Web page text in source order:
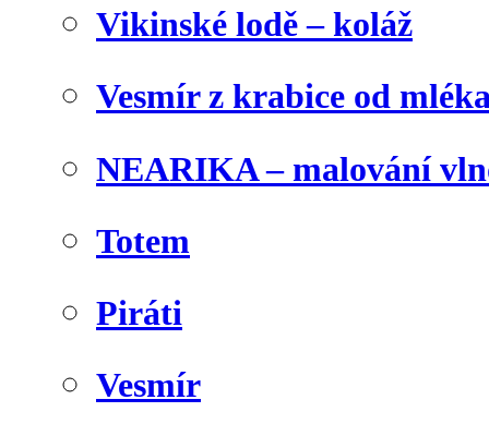
Vikinské lodě – koláž
Vesmír z krabice od
NEARIKA – malování
Totem
Piráti
Vesmír